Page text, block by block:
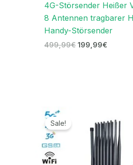
4G-Störsender Heißer
8 Antennen tragbarer
Handy-Störsender
499,99€ 199,99€
Sale!
war:
1.599,00€
Preis
ist: